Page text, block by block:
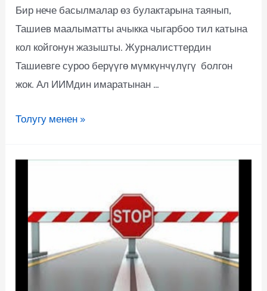
Бир нече басылмалар өз булактарына таянып,
Ташиев маалыматты ачыкка чыгарбоо тил катына
кол койгонун жазышты. Журналисттердин
Ташиевге суроо берүүгө мүмкүнчүлүгү болгон
жок. Ал ИИМдин имаратынан …
Толугу менен »